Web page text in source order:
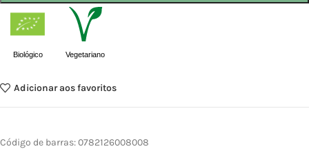
Biológico Vegetariano
Adicionar aos favoritos
Código de barras:0782126008008